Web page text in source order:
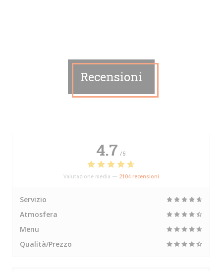
Recensioni
4.7 /5
Valutazione media — 2104 recensioni
Servizio
Atmosfera
Menu
Qualità/Prezzo